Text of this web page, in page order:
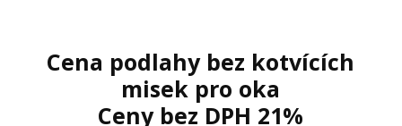
Cena podlahy bez kotvících
misek pro oka
Ceny bez DPH 21%